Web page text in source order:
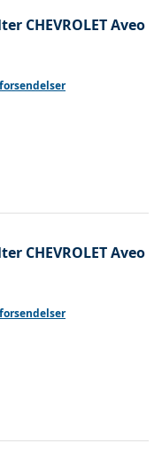
CHEVROLET Aveo
forsendelser
CHEVROLET Aveo
forsendelser